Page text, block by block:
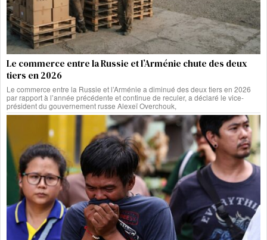
Le commerce entre la Russie et l’Arménie chute des deux
tiers en 2026
Le commerce entre la Russie et l’Arménie a diminué des deux tiers en 2026
par rapport à l’année précédente et continue de reculer, a déclaré le vice-
président du gouvernement russe Alexeï Overchouk,